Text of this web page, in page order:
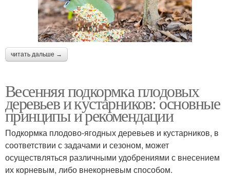
читать дальше →
Весенняя подкормка плодовых
деревьев и кустарников: основные
принципы и рекомендации
Подкормка плодово-ягодных деревьев и кустарников, в
соответствии с задачами и сезоном, может
осуществляться различными удобрениями с внесением
их корневым, либо внекорневым способом.